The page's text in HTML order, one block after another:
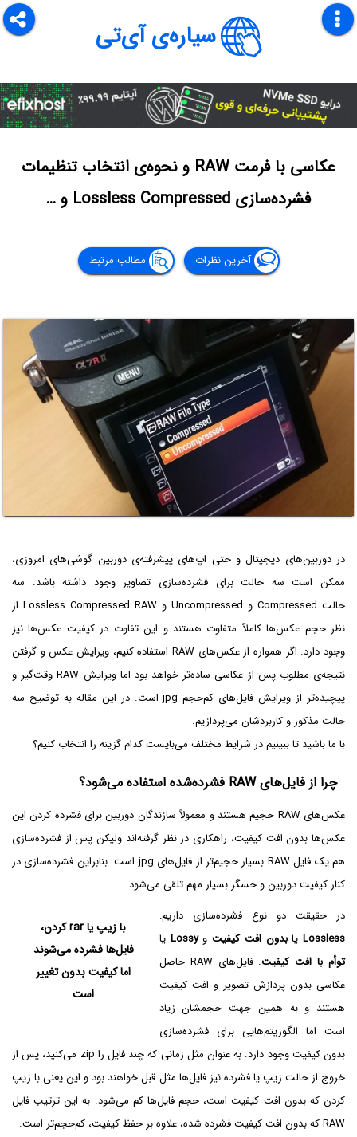
سیاره‌ی آی‌تی
عکاسی با فرمت RAW و نحوه‌ی انتخاب تنظیمات
فشرده‌سازی Lossless Compressed و …
آخرین نظرات مطالب مرتبط
در دوربین‌های دیجیتال و حتی اپ‌های پیشرفته‌ی دوربین گوشی‌های امروزی،
ممکن است سه حالت برای فشرده‌سازی تصاویر وجود داشته باشد. سه
حالت Compressed و Uncompressed و Lossless Compressed RAW از
نظر حجم عکس‌ها کاملاً متفاوت هستند و این تفاوت در کیفیت عکس‌ها نیز
وجود دارد. اگر همواره از عکس‌های RAW استفاده کنیم، ویرایش عکس و گرفتن
نتیجه‌ی مطلوب پس از عکاسی ساده‌تر خواهد بود اما ویرایش RAW وقت‌گیر و
پیچیده‌تر از ویرایش فایل‌های کم‌حجم jpg‌ است. در این مقاله به توضیح سه
حالت مذکور و کاربردشان می‌پردازیم.
با ما باشید تا ببینیم در شرایط مختلف می‌بایست کدام گزینه را انتخاب کنیم؟
چرا از فایل‌های RAW‌ فشرده‌شده استفاده می‌شود؟
عکس‌های RAW حجیم هستند و معمولاً سازندگان دوربین برای فشرده کردن این
عکس‌ها بدون افت کیفیت، راهکاری در نظر گرفته‌اند ولیکن پس از فشرده‌سازی
هم یک فایل RAW بسیار حجیم‌تر از فایل‌های jpg است. بنابراین فشرده‌سازی در
کنار کیفیت دوربین و حسگر بسیار مهم تلقی می‌شود.
با زیپ یا rar کردن،
فایل‌ها فشرده می‌شوند
اما کیفیت بدون تغییر
است
در حقیقت دو نوع فشرده‌سازی داریم:
Losslessیابدون افت کیفیتوLossy یا
توأم با افت کیفیت
. فایل‌های RAW حاصل
عکاسی بدون پردازش تصویر و افت کیفیت
هستند و به همین جهت حجمشان زیاد
است اما الگوریتم‌هایی برای فشرده‌سازی
بدون کیفیت وجود دارد. به عنوان مثل زمانی که چند فایل را zip می‌کنید، پس از
خروج از حالت زیپ یا فشرده نیز فایل‌ها مثل قبل خواهند بود و این یعنی با زیپ
کردن که بدون افت کیفیت است، حجم فایل‌ها کم می‌شود. به این ترتیب فایل
RAW که بدون افت کیفیت فشرده شده، علاوه بر حفظ کیفیت، کم‌حجم‌تر است.